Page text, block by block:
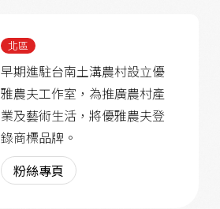
北區
早期進駐台南土溝農村設立優
雅農夫工作室，為推廣農村產
業及藝術生活，將優雅農夫登
錄商標品牌。
粉絲專頁